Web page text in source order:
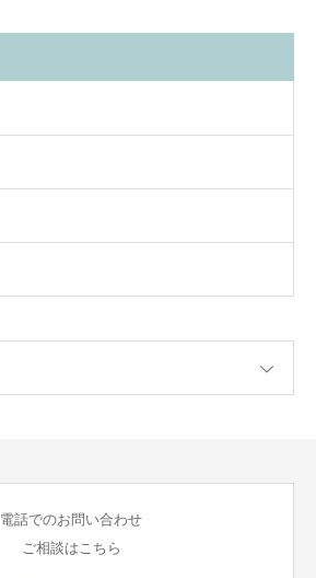
電話でのお問い合わせ
ご相談はこちら